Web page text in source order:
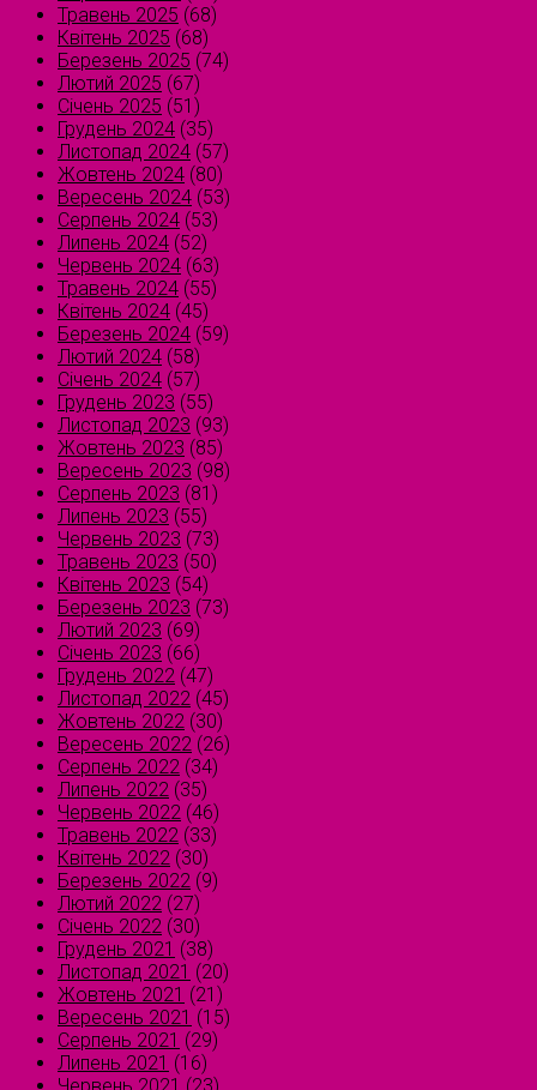
Травень 2025 (68)
Квітень 2025 (68)
Березень 2025 (74)
Лютий 2025 (67)
Січень 2025 (51)
Грудень 2024 (35)
Листопад 2024 (57)
Жовтень 2024 (80)
Вересень 2024 (53)
Серпень 2024 (53)
Липень 2024 (52)
Червень 2024 (63)
Травень 2024 (55)
Квітень 2024 (45)
Березень 2024 (59)
Лютий 2024 (58)
Січень 2024 (57)
Грудень 2023 (55)
Листопад 2023 (93)
Жовтень 2023 (85)
Вересень 2023 (98)
Серпень 2023 (81)
Липень 2023 (55)
Червень 2023 (73)
Травень 2023 (50)
Квітень 2023 (54)
Березень 2023 (73)
Лютий 2023 (69)
Січень 2023 (66)
Грудень 2022 (47)
Листопад 2022 (45)
Жовтень 2022 (30)
Вересень 2022 (26)
Серпень 2022 (34)
Липень 2022 (35)
Червень 2022 (46)
Травень 2022 (33)
Квітень 2022 (30)
Березень 2022 (9)
Лютий 2022 (27)
Січень 2022 (30)
Грудень 2021 (38)
Листопад 2021 (20)
Жовтень 2021 (21)
Вересень 2021 (15)
Серпень 2021 (29)
Липень 2021 (16)